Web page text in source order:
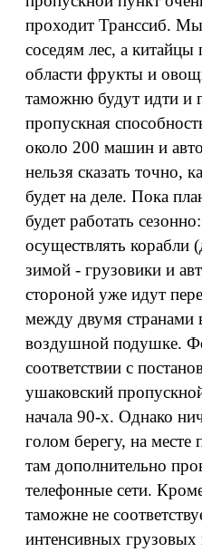
проходит Транссиб.
соседям лес, а китайцы
области фрукты и
таможню будут идти и
пропускная
около 200 машин и
нельзя сказать точно,
будет на деле. Пока
будет работать
осуществлять корабли
зимой - грузовики и
стороной уже идут
между двумя странами
воздушной подушке.
соответствии с
ушаковский
начала 90-х. Однако
голом берегу, на
там дополнительно
телефонные сети.
таможне не
интенсивных грузовых